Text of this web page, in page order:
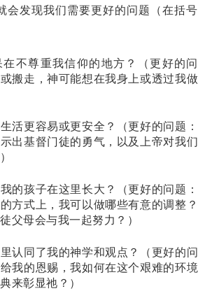
会发现我们需要更好的问题（在括号
不尊重我信仰的地方？（更好的问
搬走，神可能想在我身上或透过我做
活更容易或更安全？（更好的问题：
出基督门徒的勇气，以及上帝对我们
的孩子在这里长大？（更好的问题：
方式上，我可以做哪些有意的调整？
父母会与我一起努力？）
认同了我的神学和观点？（更好的问
我的恩赐，我如何在这个艰难的环境
来彰显祂？）